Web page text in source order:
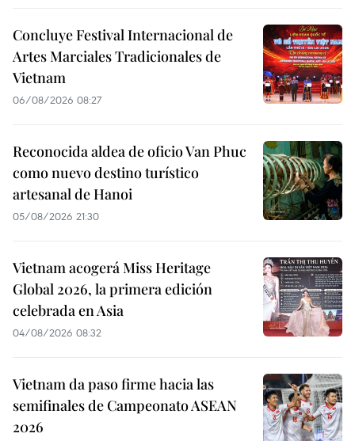
Concluye Festival Internacional de
Artes Marciales Tradicionales de
Vietnam
06/08/2026 08:27
Reconocida aldea de oficio Van Phuc
como nuevo destino turístico
artesanal de Hanoi
05/08/2026 21:30
Vietnam acogerá Miss Heritage
Global 2026, la primera edición
celebrada en Asia
04/08/2026 08:32
Vietnam da paso firme hacia las
semifinales de Campeonato ASEAN
2026